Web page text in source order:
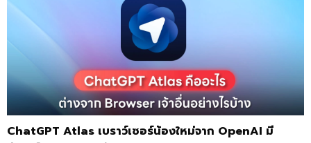
ChatGPT Atlas เบราว์เซอร์น้องใหม่จาก OpenAI มี